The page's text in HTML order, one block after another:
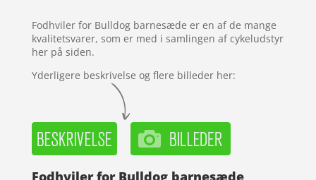
ømmels
er
Fodhviler for Bulldog barnesæde er en af de mange
kvalitetsvarer, som er med i samlingen af cykeludstyr
her på siden.
Yderligere beskrivelse og flere billeder her:
Fodhviler for Bulldog barnesæde